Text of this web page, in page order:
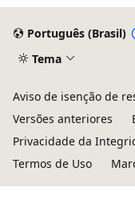
Português (Brasil)
Tema
Aviso de isenção de
Versões anteriores
Privacidade da
Termos de Uso